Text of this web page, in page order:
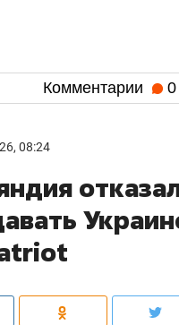
Комментарии 0
08:24